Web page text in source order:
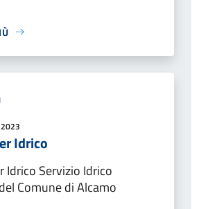
Idrico
Idrico Servizio Idrico
Comune di Alcamo